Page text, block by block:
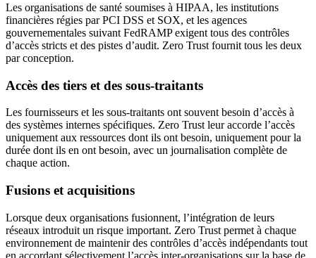
Les organisations de santé soumises à HIPAA, les institutions
financières régies par PCI DSS et SOX, et les agences
gouvernementales suivant FedRAMP exigent tous des contrôles
d’accès stricts et des pistes d’audit. Zero Trust fournit tous les deux
par conception.
Accès des tiers et des sous-traitants
Les fournisseurs et les sous-traitants ont souvent besoin d’accès à
des systèmes internes spécifiques. Zero Trust leur accorde l’accès
uniquement aux ressources dont ils ont besoin, uniquement pour la
durée dont ils en ont besoin, avec un journalisation complète de
chaque action.
Fusions et acquisitions
Lorsque deux organisations fusionnent, l’intégration de leurs
réseaux introduit un risque important. Zero Trust permet à chaque
environnement de maintenir des contrôles d’accès indépendants tout
en accordant sélectivement l’accès inter-organisations sur la base de